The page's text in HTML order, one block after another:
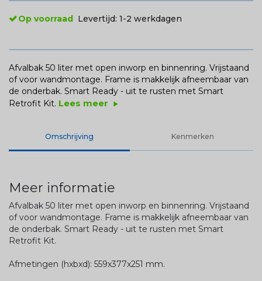
Op voorraad Levertijd: 1-2 werkdagen
Afvalbak 50 liter met open inworp en binnenring. Vrijstaand
of voor wandmontage. Frame is makkelijk afneembaar van
de onderbak. Smart Ready - uit te rusten met Smart
Retrofit Kit. Lees meer play_arrow
Omschrijving Kenmerken
Meer informatie
Afvalbak 50 liter met open inworp en binnenring. Vrijstaand
of voor wandmontage. Frame is makkelijk afneembaar van
de onderbak. Smart Ready - uit te rusten met Smart
Retrofit Kit.
Afmetingen (hxbxd): 559x377x251 mm.